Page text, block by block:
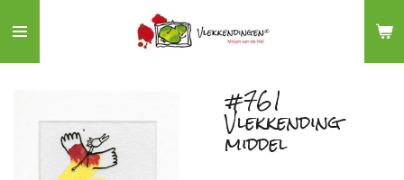
direct
naar
#761
Vlekkending
middel